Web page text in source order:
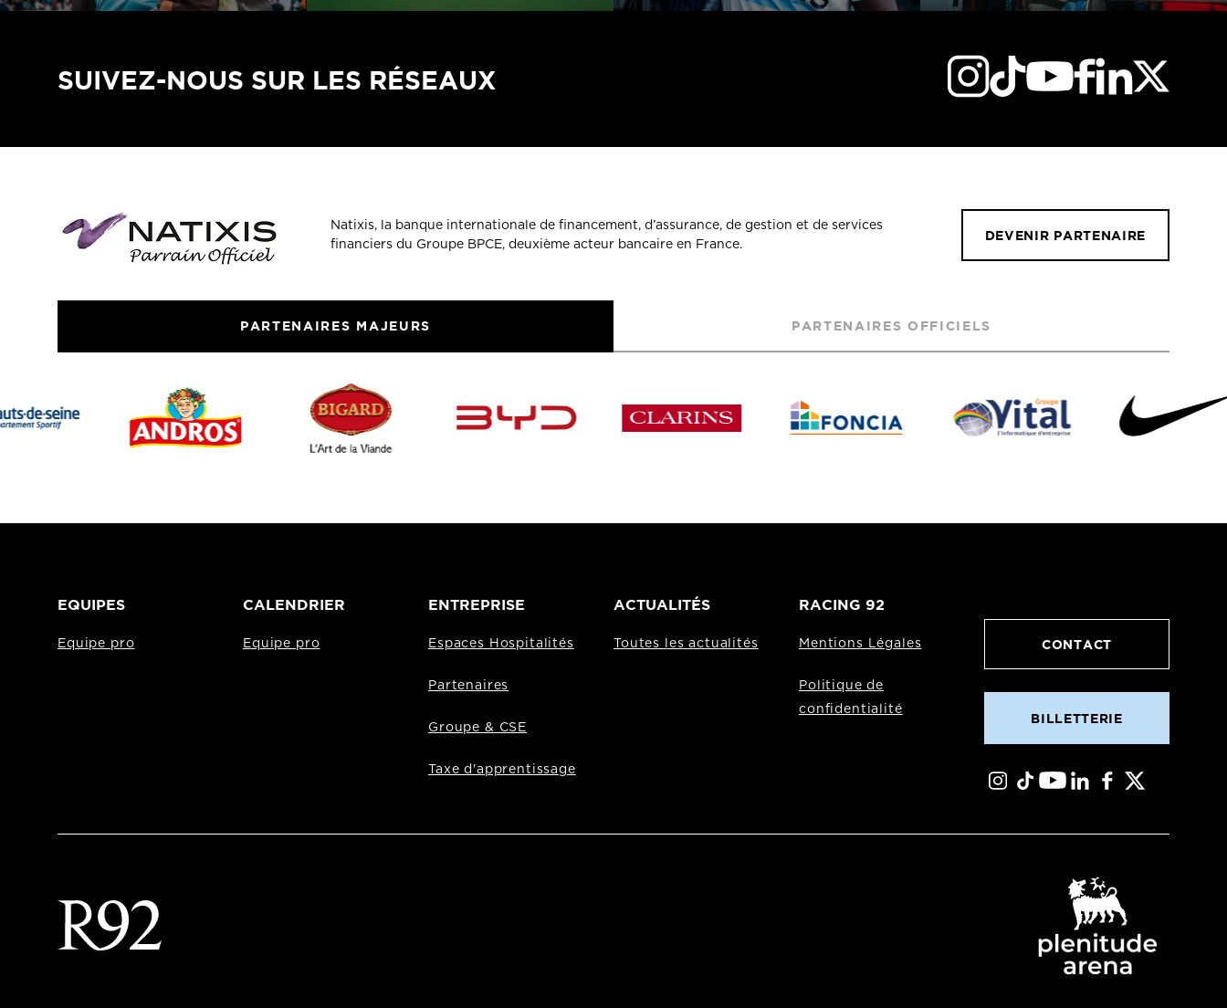
SUIVEZ-NOUS SUR LES RÉSEAUX
Natixis, la banque internationale de financement, d’assurance, de gestion et de services
financiers du Groupe BPCE, deuxième acteur bancaire en France.
DEVENIR PARTENAIRE
PARTENAIRES MAJEURS PARTENAIRES OFFICIELS
EQUIPES
Equipe pro
CALENDRIER
Equipe pro
ENTREPRISE
Espaces Hospitalités
Partenaires
Groupe & CSE
Taxe d'apprentissage
ACTUALITÉS
Toutes les actualités
RACING 92
Mentions Légales
Politique de
confidentialité
CONTACT
BILLETTERIE